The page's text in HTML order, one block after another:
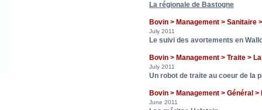
La régionale de Bastogne
Bovin > Management >
July 2011
Le suivi des avortements en
Bovin > Management > Traite >
July 2011
Un robot de traite au coeur de la
Bovin > Management > Général >
June 2011